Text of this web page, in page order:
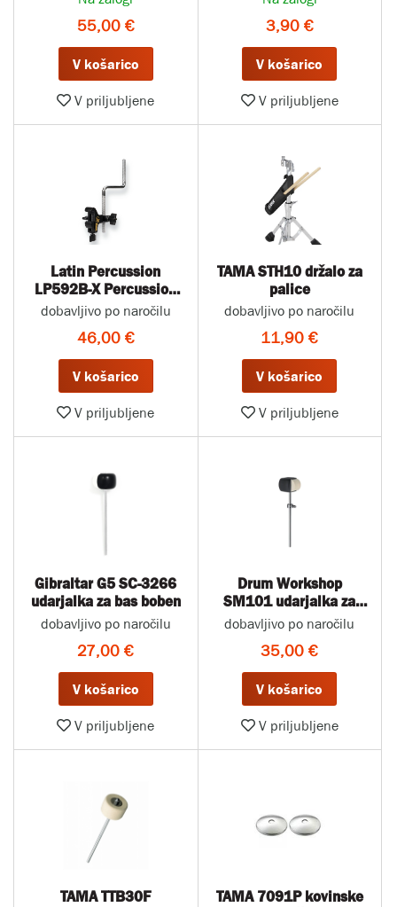
55,00 €
V košarico
V priljubljene
3,90 €
V košarico
V priljubljene
Latin Percussion
LP592B-X Percussion
Claw dodatno stojalo
dobavljivo po naročilu
46,00 €
V košarico
V priljubljene
TAMA STH10 držalo za
palice
dobavljivo po naročilu
11,90 €
V košarico
V priljubljene
Gibraltar G5 SC-3266
udarjalka za bas boben
dobavljivo po naročilu
27,00 €
V košarico
V priljubljene
Drum Workshop
SM101 udarjalka za
bas boben
dobavljivo po naročilu
35,00 €
V košarico
V priljubljene
TAMA TTB30F
TAMA 7091P kovinske